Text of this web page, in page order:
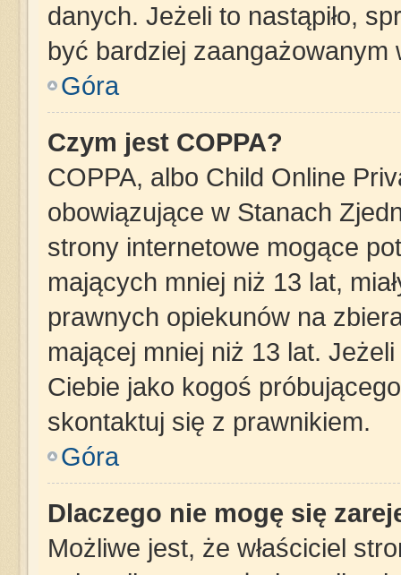
danych. Jeżeli to nastąpiło,
być bardziej zaangażowanym
Góra
Czym jest COPPA?
COPPA, albo Child Online
obowiązujące w Stanach
strony internetowe mogące
mających mniej niż 13 lat,
prawnych opiekunów na
mającej mniej niż 13 lat.
Ciebie jako kogoś
skontaktuj się z prawnikiem.
Góra
Dlaczego nie mogę się
Możliwe jest, że właściciel